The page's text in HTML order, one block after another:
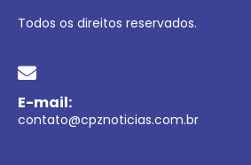
Todos os direitos reservados.
E-mail:
contato@cpznoticias.com.br